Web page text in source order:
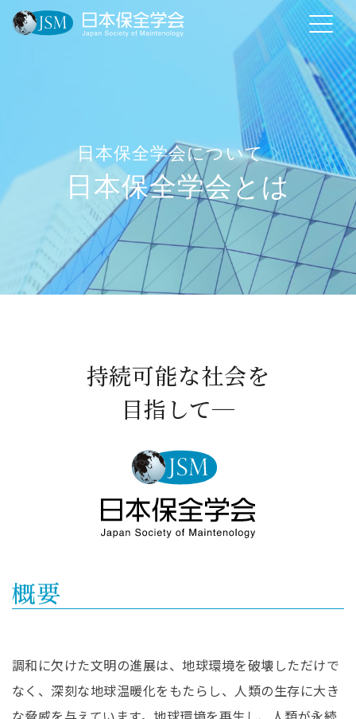
日本保全学会について
日本保全学会とは
持続可能な社会を
目指して─
概要
調和に欠けた文明の進展は、地球環境を破壊しただけで
なく、深刻な地球温暖化をもたらし、人類の生存に大き